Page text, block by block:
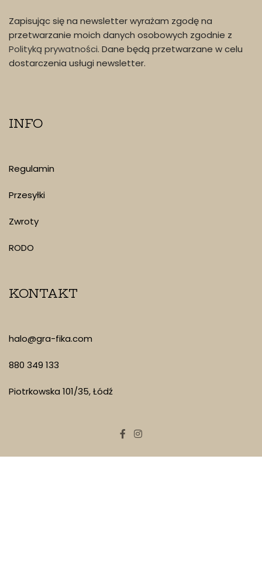
Zapisując się na newsletter wyrażam zgodę na
przetwarzanie moich danych osobowych zgodnie z
Polityką prywatności. Dane będą przetwarzane w celu
dostarczenia usługi newsletter.
INFO
Regulamin
Przesyłki
Zwroty
RODO
KONTAKT
halo@gra-fika.com
880 349 133
Piotrkowska 101/35, Łódź